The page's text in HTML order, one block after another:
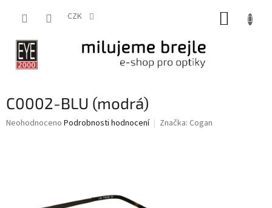
CZK
C0002-BLU (modrá)
Průměrné
Neohodnoceno Podrobnosti hodnocení Značka: Cogan